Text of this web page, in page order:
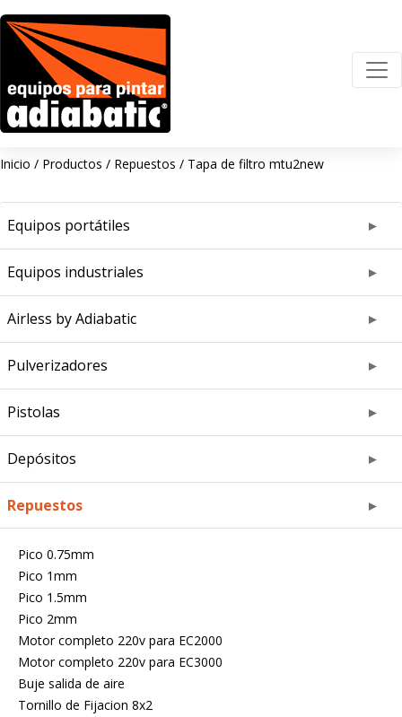
Inicio / Productos / Repuestos / Tapa de filtro mtu2new
Equipos portátiles
Equipos industriales
Airless by Adiabatic
Pulverizadores
Pistolas
Depósitos
Repuestos
Pico 0.75mm
Pico 1mm
Pico 1.5mm
Pico 2mm
Motor completo 220v para EC2000
Motor completo 220v para EC3000
Buje salida de aire
Tornillo de Fijacion 8x2